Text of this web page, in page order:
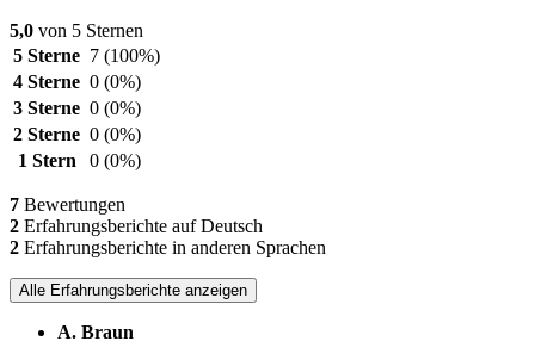
5,0 von 5 Sternen
5 Sterne 7 (100%)
4 Sterne 0 (0%)
3 Sterne 0 (0%)
2 Sterne 0 (0%)
1 Stern
0 (0%)
7 Bewertungen
2 Erfahrungsberichte auf Deutsch
2 Erfahrungsberichte in anderen Sprachen
Alle Erfahrungsberichte anzeigen
A. Braun